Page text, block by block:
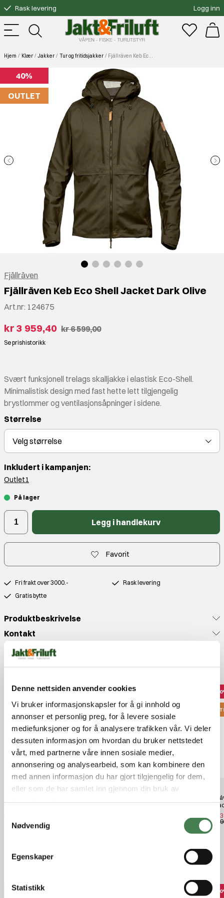
Denne nettsiden anvender cookies
Vi bruker informasjonskapsler for å gi innhold og
annonser et personlig preg, for å levere sosiale
mediefunksjoner og for å analysere trafikken vår. Vi deler
dessuten informasjon om hvordan du bruker nettstedet
vårt, med partnerne våre innen sosiale medier,
annonsering og analysearbeid, som kan kombinere den
med annen informasjon du har gjort tilgjengelig for dem,
eller som de har samlet inn gjennom din bruk av
Nødvendig
Egenskaper
Statistikk
Rask levering
Gratis bytte
Fri frakt over 3000.-
Logg inn
Hjem Klær Jakker Tur og fritidsjakker Fjällräven Keb Eco Shell Jacket Dark Olive
40%
OUTLET
Fjällräven
Fjällräven Keb Eco Shell Jacket Dark Olive
Art.nr: 124675
kr 3 959,40 kr 6 599,00
Se prishistorikk
Svært funksjonell trelags skalljakke i elastisk Eco-Shell.
Minimalistisk design med fast hette lett tilgjengelig
brystlommer og ventilasjonsåpninger i sidene.
Størrelse
Velgstørrelse
Inkludert i kampanjen:
Outlet1
På lager
Legg i handlekurv
Favorit
Fri frakt over 3000.-
Rask levering
Gratis bytte
Produktbeskrivelse
Kontakt
Anmeldelser
Populære produkter
Led USB-C
40%
Black
W
kr 3
kr 5
40%